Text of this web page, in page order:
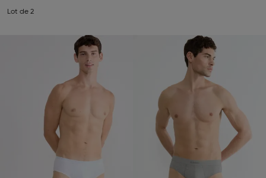
Lot de 2